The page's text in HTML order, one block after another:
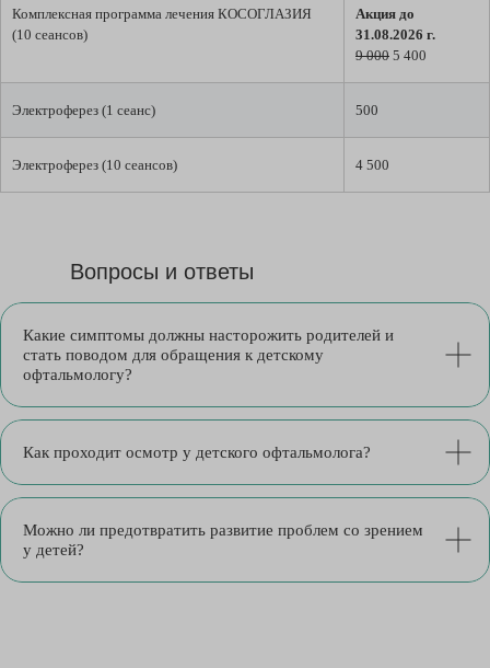
Комплексная программа лечения КОСОГЛАЗИЯ
(10 сеансов)
Акция до
31.08.2026 г.
9 000 5 400
Электроферез (1 сеанс) 500
Электроферез (10 сеансов) 4 500
Вопросы и ответы
Какие симптомы должны насторожить родителей и
стать поводом для обращения к детскому
офтальмологу?
Как проходит осмотр у детского офтальмолога?
Можно ли предотвратить развитие проблем со зрением
у детей?